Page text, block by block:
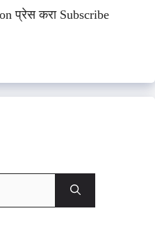
प्रेस करा Subscribe